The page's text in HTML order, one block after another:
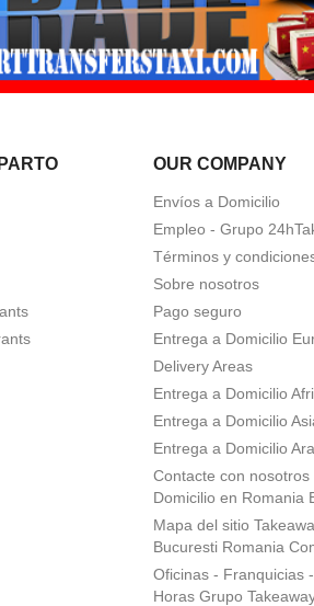
OUR COMPANY
Envíos a Domicilio
Empleo - Grupo
Términos y
Sobre nosotros
Pago seguro
Entrega a Domicilio
Delivery Areas
Entrega a Domicilio
Entrega a Domicilio
Entrega a Domicilio
Contacte con
Domicilio en Romania
Mapa del sitio
Bucuresti Romania
Oficinas - Franquicias
Horas Grupo